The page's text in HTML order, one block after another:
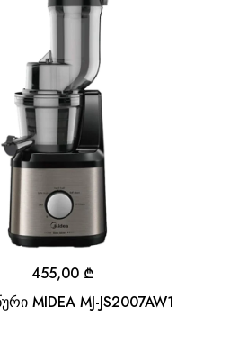
MIDEA MJ-JS2007AW1
455,00 ₾